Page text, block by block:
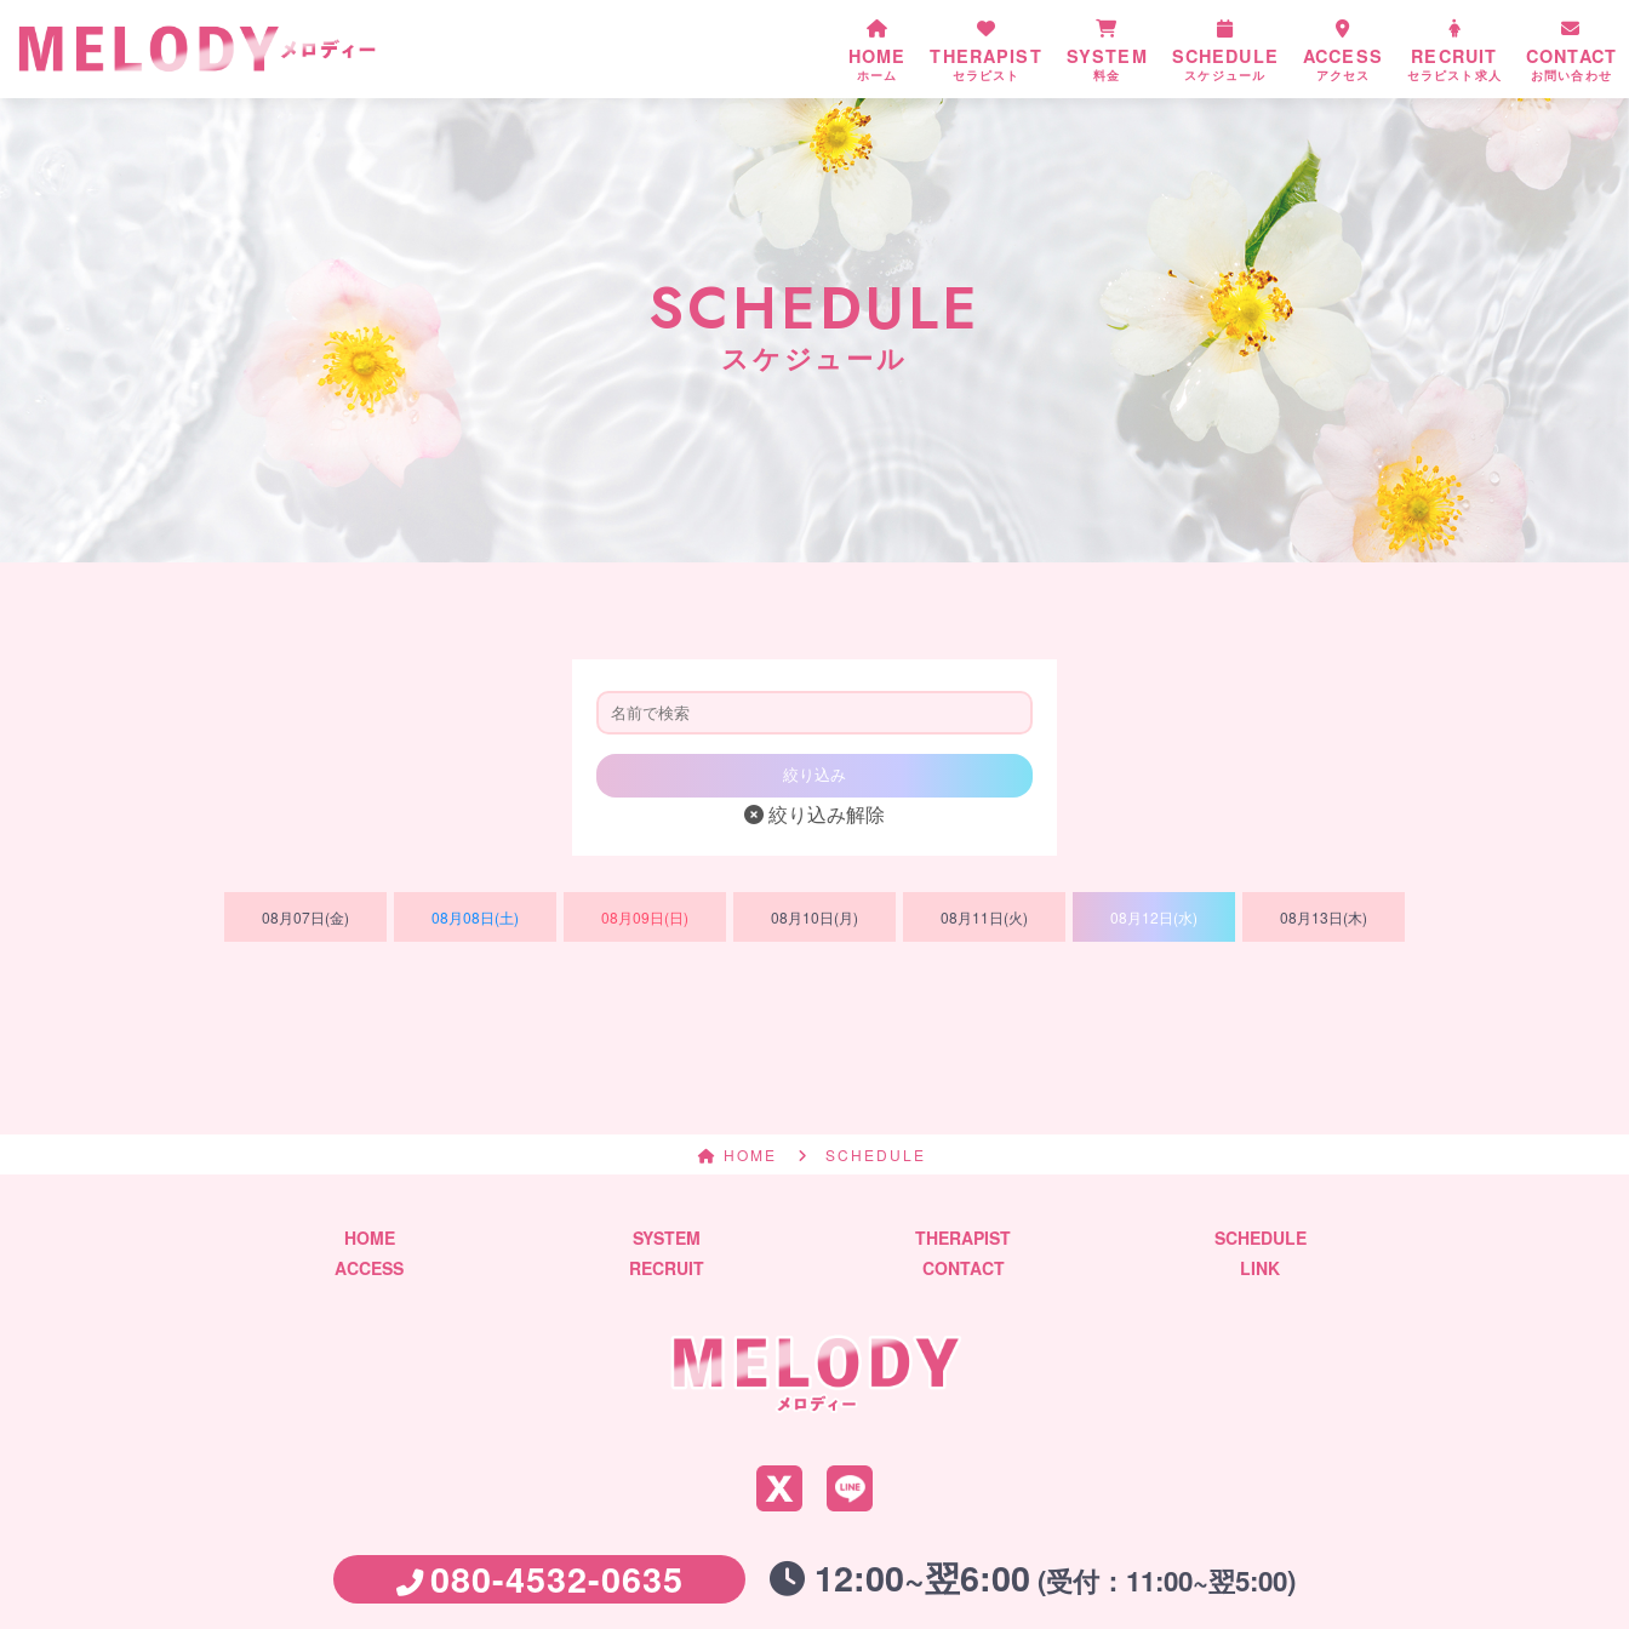
HOME
ホーム
THERAPIST
セラピスト
SYSTEM
料金
SCHEDULE
スケジュール
ACCESS
アクセス
RECRUIT
セラピスト求人
CONTACT
お問い合わせ
SCHEDULE
スケジュール
絞り込み解除
08月07日(金) 08月08日(土) 08月09日(日) 08月10日(月) 08月11日(火) 08月12日(水) 08月13日(木)
HOME SCHEDULE
HOME SYSTEM THERAPIST
SCHEDULE
ACCESS
RECRUIT CONTACT LINK
080-4532-0635 12:00~翌6:00 (受付：11:00~翌5:00)